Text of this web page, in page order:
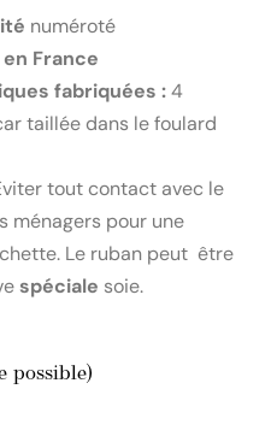
numéroté
France
fabriquées :4
taillée dans le foulard
tout contact avec le
ménagers pour une
Le ruban peut être
spéciale soie.
possible)